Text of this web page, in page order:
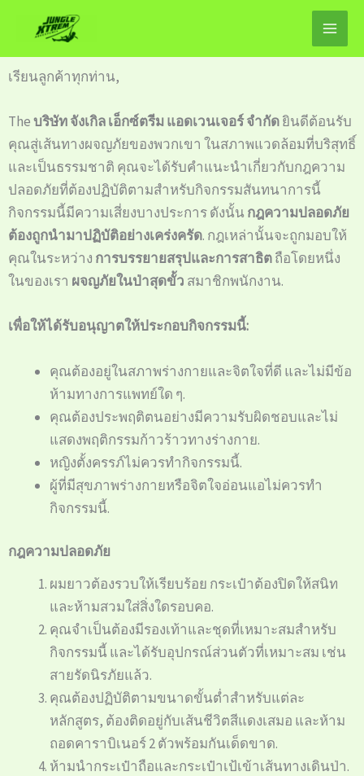
ยัง
เนื้อหา
เรียนลูกค้าทุกท่าน,
Theบริษัท จังเกิล เอ็กซ์ตรีม แอดเวนเจอร์ จำกัดยินดีต้อนรับ
คุณสู่เส้นทางผจญภัยของพวกเขา ในสภาพแวดล้อมที่บริสุทธิ์
และเป็นธรรมชาติ คุณจะได้รับคำแนะนำเกี่ยวกับกฎความ
ปลอดภัยที่ต้องปฏิบัติตามสำหรับกิจกรรมสันทนาการนี้
กิจกรรมนี้มีความเสี่ยงบางประการ ดังนั้น กฎความปลอดภัย
ต้องถูกนำมาปฏิบัติอย่างเคร่งครัด. กฎเหล่านั้นจะถูกมอบให้
คุณในระหว่าง การบรรยายสรุปและการสาธิตถือโดยหนึ่ง
ในของเรา ผจญภัยในป่าสุดขั้ว สมาชิกพนักงาน.
เพื่อให้ได้รับอนุญาตให้ประกอบกิจกรรมนี้:
คุณต้องอยู่ในสภาพร่างกายและจิตใจที่ดี และไม่มีข้อ
ห้ามทางการแพทย์ใด ๆ.
คุณต้องประพฤติตนอย่างมีความรับผิดชอบและไม่
แสดงพฤติกรรมก้าวร้าวทางร่างกาย.
หญิงตั้งครรภ์ไม่ควรทำกิจกรรมนี้.
ผู้ที่มีสุขภาพร่างกายหรือจิตใจอ่อนแอไม่ควรทำ
กิจกรรมนี้.
กฎความปลอดภัย
ผมยาวต้องรวบให้เรียบร้อย กระเป๋าต้องปิดให้สนิท
และห้ามสวมใส่สิ่งใดรอบคอ.
คุณจำเป็นต้องมีรองเท้าและชุดที่เหมาะสมสำหรับ
กิจกรรมนี้ และได้รับอุปกรณ์ส่วนตัวที่เหมาะสม เช่น
สายรัดนิรภัยแล้ว.
คุณต้องปฏิบัติตามขนาดขั้นต่ำสำหรับแต่ละ
หลักสูตร, ต้องติดอยู่กับเส้นชีวิตสีแดงเสมอ และห้าม
ถอดคาราบิเนอร์ 2 ตัวพร้อมกันเด็ดขาด.
ห้ามนำกระเป๋าถือและกระเป๋าเป้เข้าเส้นทางเดินป่า.